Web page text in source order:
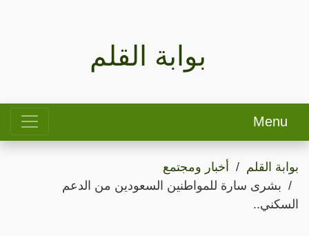
بوابة القلم
Menu
بوابة القلم
أخبار ومجتمع
بشرى سارة للمواطنين السعودين من الدعم
السكني..